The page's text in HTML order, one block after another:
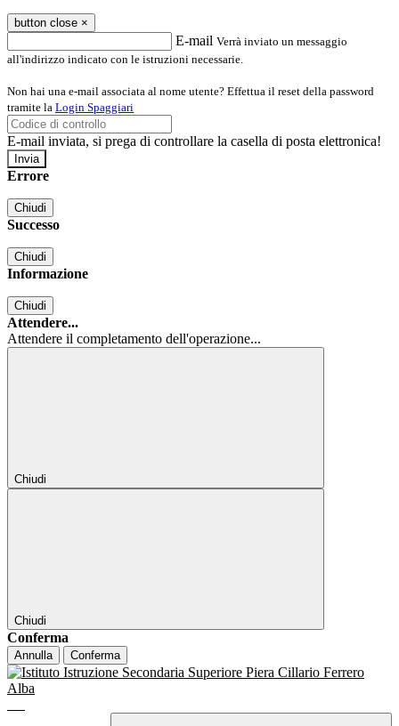
button close ×
E-mail Verrà inviato un messaggio
all'indirizzo indicato con le istruzioni necessarie.
Non hai una e-mail associata al nome utente? Effettua il reset della password
tramite la Login Spaggiari
E-mail inviata, si prega di controllare la casella di posta elettronica!
Errore
Chiudi
Successo
Chiudi
Informazione
Chiudi
Attendere...
Attendere il completamento dell'operazione...
Chiudi
Chiudi
Conferma
Annulla Conferma